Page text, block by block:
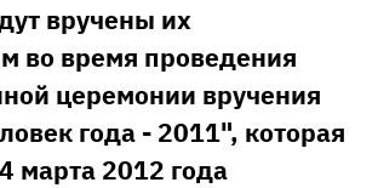
вручены их
во время проведения
церемонии вручения
года - 2011", которая
марта 2012 года